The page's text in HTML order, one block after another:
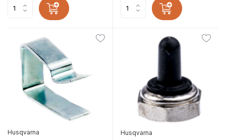
Husqvarna Husqvarna